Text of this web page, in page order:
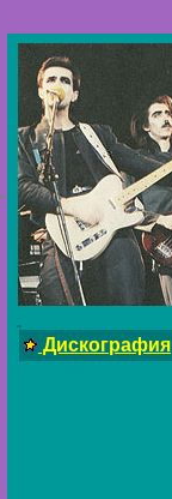
Дискография